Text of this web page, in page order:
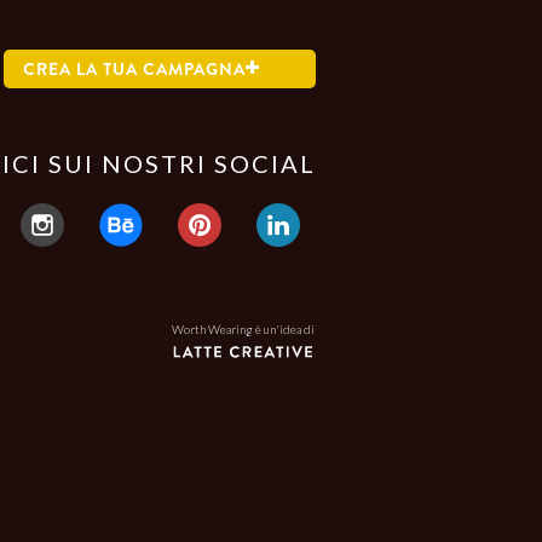
CREA LA TUA CAMPAGNA
SUI NOSTRI SOCIAL
Worth Wearing è un'idea di